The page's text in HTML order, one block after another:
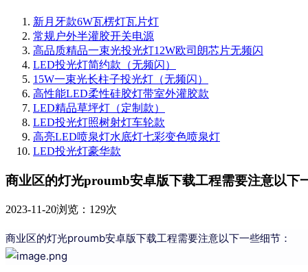
新月牙款6W瓦楞灯瓦片灯
常规户外半灌胶开关电源
高品质精品一束光投光灯12W欧司朗芯片无频闪
LED投光灯简约款（无频闪）
15W一束光长柱子投光灯（无频闪）
高性能LED柔性硅胶灯带室外灌胶款
LED精品草坪灯（定制款）
LED投光灯照树射灯车轮款
高亮LED喷泉灯水底灯七彩变色喷泉灯
LED投光灯豪华款
商业区的灯光proumb安卓版下载工程需要注意以下
2023-11-20浏览：129次
商业区的灯光proumb安卓版下载工程需要注意以下一些细节：